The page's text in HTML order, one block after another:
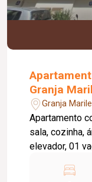
Granja
Granja
Apartamento
sala, cozinha,
elevador, 01
Cond Aprox.